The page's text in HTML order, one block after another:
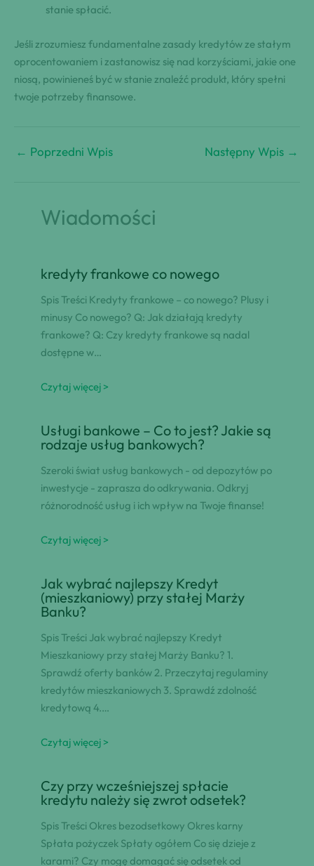
stanie spłacić.
Jeśli zrozumiesz fundamentalne zasady kredytów ze stałym
oprocentowaniem i zastanowisz się nad korzyściami, jakie one
niosą, powinieneś być w stanie znaleźć produkt, który spełni
twoje potrzeby finansowe.
← Poprzedni Wpis Następny Wpis →
Wiadomości
kredyty frankowe co nowego
Spis Treści Kredyty frankowe – co nowego? Plusy i
minusy Co nowego? Q: Jak działają kredyty
frankowe? Q: Czy kredyty frankowe są nadal
dostępne w…
Czytaj więcej >
Usługi bankowe – Co to jest? Jakie są
rodzaje usług bankowych?
Szeroki świat usług bankowych - od depozytów po
inwestycje - zaprasza do odkrywania. Odkryj
różnorodność usług i ich wpływ na Twoje finanse!
Czytaj więcej >
Jak wybrać najlepszy Kredyt
(mieszkaniowy) przy stałej Marży
Banku?
Spis Treści Jak wybrać najlepszy Kredyt
Mieszkaniowy przy stałej Marży Banku? 1.
Sprawdź oferty banków 2. Przeczytaj regulaminy
kredytów mieszkaniowych 3. Sprawdź zdolność
kredytową 4.…
Czytaj więcej >
Czy przy wcześniejszej spłacie
kredytu należy się zwrot odsetek?
Spis Treści Okres bezodsetkowy Okres karny
Spłata pożyczek Spłaty ogółem Co się dzieje z
karami? Czy mogę domagać się odsetek od